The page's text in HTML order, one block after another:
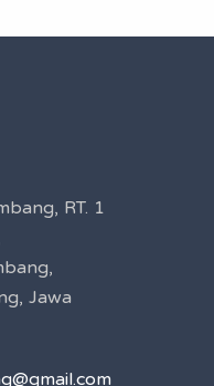
RT. 1
Jawa